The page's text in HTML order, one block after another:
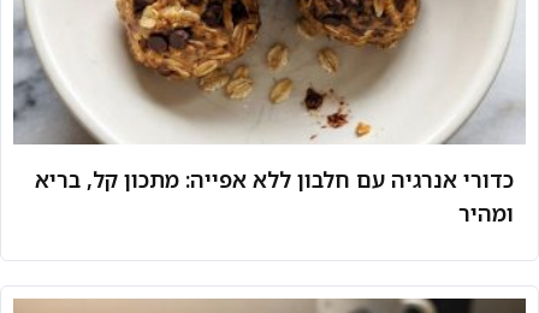
כדורי אנרגיה עם חלבון ללא אפייה: מתכון קל, בריא
ומהיר